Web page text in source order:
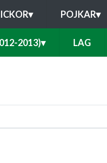
▾ POJKAR▾
2013)▾ LAG